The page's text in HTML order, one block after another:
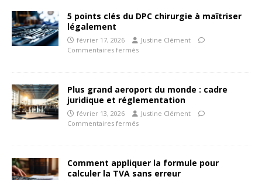
5 points clés du DPC chirurgie à maîtriser
légalement
février 17, 2026
Justine Clément
Commentaires fermés
Plus grand aeroport du monde : cadre
juridique et réglementation
février 13, 2026
Justine Clément
Commentaires fermés
Comment appliquer la formule pour
calculer la TVA sans erreur